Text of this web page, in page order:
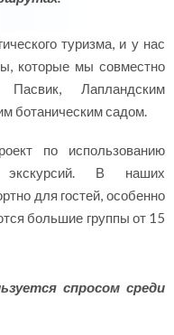
туризма, и у нас
которые мы совместно
Лапландским
ботаническим садом.
по использованию
экскурсий. В наших
для гостей, особенно
большие группы от 15
спросом среди